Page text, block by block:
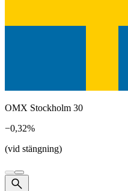
OMX Stockholm 30
−0,32%
(vid stängning)